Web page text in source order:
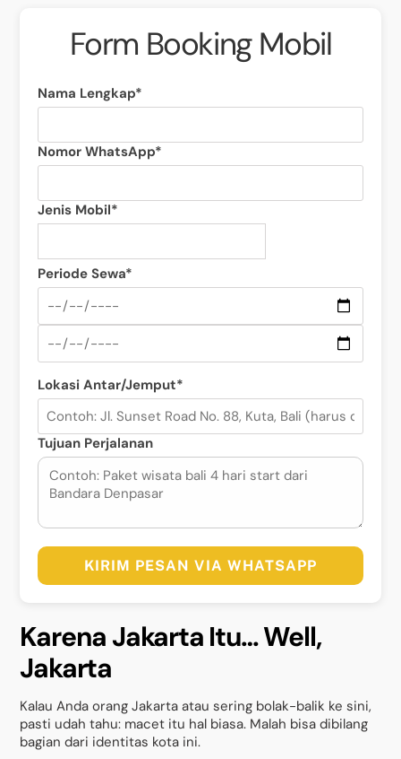
Form Booking Mobil
Nama Lengkap*
Nomor WhatsApp*
Jenis Mobil*
Periode Sewa*
Lokasi Antar/Jemput*
Tujuan Perjalanan
KIRIM PESAN VIA WHATSAPP
Karena Jakarta Itu… Well,
Jakarta
Kalau Anda orang Jakarta atau sering bolak-balik ke sini,
pasti udah tahu: macet itu hal biasa. Malah bisa dibilang
bagian dari identitas kota ini.